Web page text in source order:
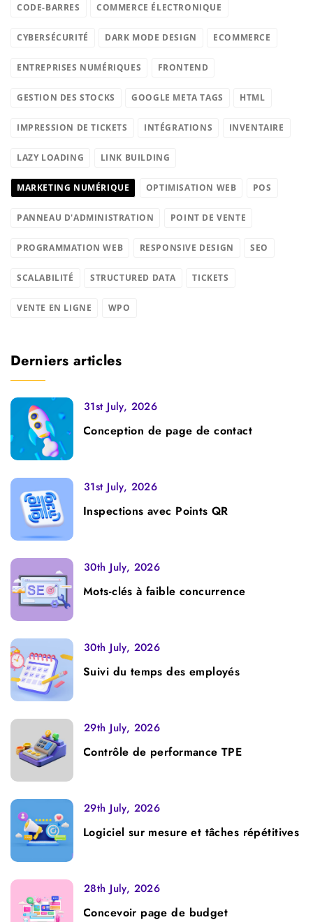
CODE-BARRES COMMERCE ÉLECTRONIQUE
CYBERSÉCURITÉ DARK MODE DESIGN ECOMMERCE
ENTREPRISES NUMÉRIQUES FRONTEND
GESTION DES STOCKS GOOGLE META TAGS HTML
IMPRESSION DE TICKETS INTÉGRATIONS INVENTAIRE
LAZY LOADING LINK BUILDING
MARKETING NUMÉRIQUE OPTIMISATION WEB POS
PANNEAU D'ADMINISTRATION POINT DE VENTE
PROGRAMMATION WEB RESPONSIVE DESIGN SEO
SCALABILITÉ STRUCTURED DATA TICKETS
VENTE EN LIGNE WPO
Derniers articles
31st July, 2026
Conception de page de contact
31st July, 2026
Inspections avec Points QR
30th July, 2026
Mots-clés à faible concurrence
30th July, 2026
Suivi du temps des employés
29th July, 2026
Contrôle de performance TPE
29th July, 2026
Logiciel sur mesure et tâches répétitives
28th July, 2026
Concevoir page de budget